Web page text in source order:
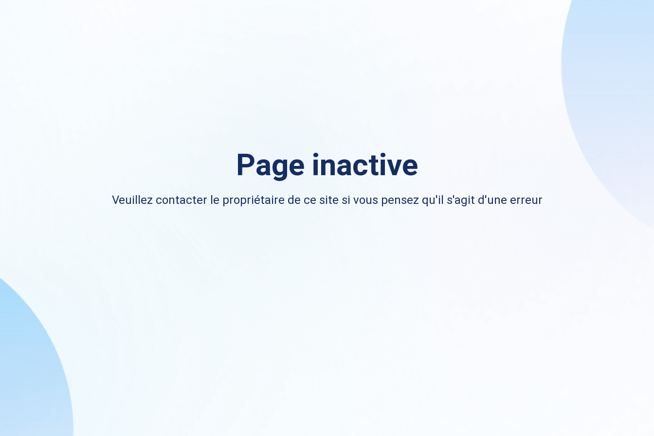
Page inactive
Veuillez contacter le propriétaire de ce site si vous pensez qu'il s'agit d'une erreur